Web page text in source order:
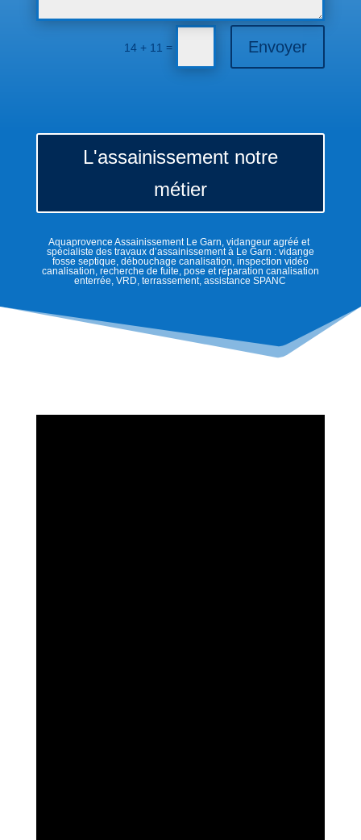
14 + 11 = Envoyer
L'assainissement notre
métier
Aquaprovence Assainissement Le Garn, vidangeur agréé et
spécialiste des travaux d’assainissement à Le Garn : vidange
fosse septique, débouchage canalisation, inspection vidéo
canalisation, recherche de fuite, pose et réparation canalisation
enterrée, VRD, terrassement, assistance SPANC